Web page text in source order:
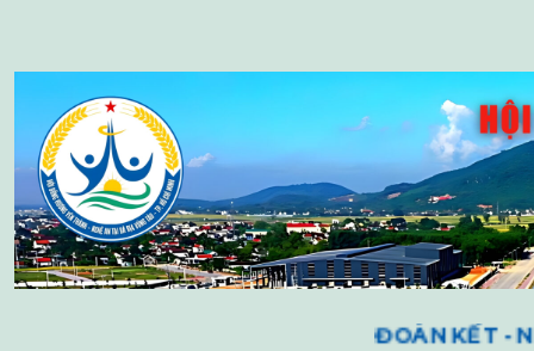
content
ĐOÀN KẾT -